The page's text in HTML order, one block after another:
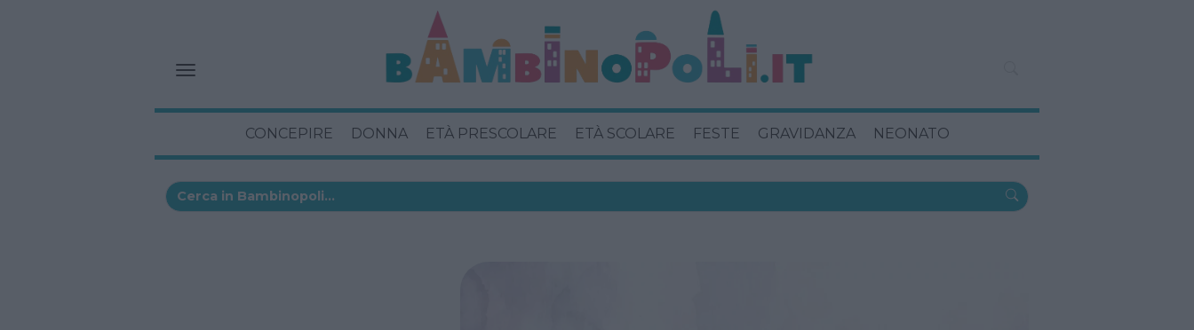
CONCEPIRE DONNA ETÀ PRESCOLARE ETÀ SCOLARE FESTE GRAVIDANZA NEONATO